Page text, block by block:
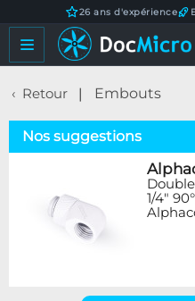
26 ans d'expérience
Retour Embouts
Nos suggestions
1/4"